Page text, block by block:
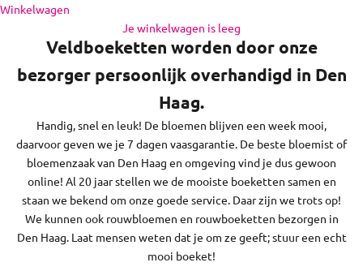
Naar inhoud
Winkelwagen
Je winkelwagen is leeg
de regio daaromheen, op zon- en feestdagen bezorgen we
niet.
Veldboeketten worden door onze
bezorger persoonlijk overhandigd in Den
Haag.
Handig, snel en leuk! De bloemen blijven een week mooi,
daarvoor geven we je 7 dagen vaasgarantie. De beste bloemist of
bloemenzaak van Den Haag en omgeving vind je dus gewoon
online! Al 20 jaar stellen we de mooiste boeketten samen en
staan we bekend om onze goede service. Daar zijn we trots op!
We kunnen ook rouwbloemen en rouwboeketten bezorgen in
Den Haag. Laat mensen weten dat je om ze geeft; stuur een echt
mooi boeket!